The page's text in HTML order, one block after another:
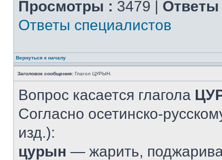
Просмотры : 3479 | Ответы
Ответы специалистов
Вернуться к началу
Заголовок сообщения: Глагол ЦУРЫН.
Вопрос касается глагола
Согласно осетинско-
изд.):
цурын — жарить,